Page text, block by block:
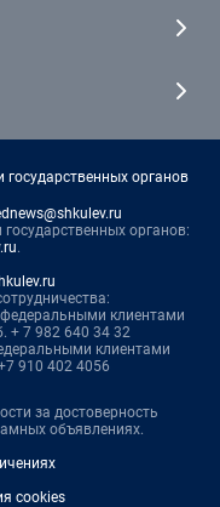
органов
органов:
.
клиентами
+ 7 982 640 34 32
клиентами
910 402 4056
за достоверность
объявлениях.
cookies